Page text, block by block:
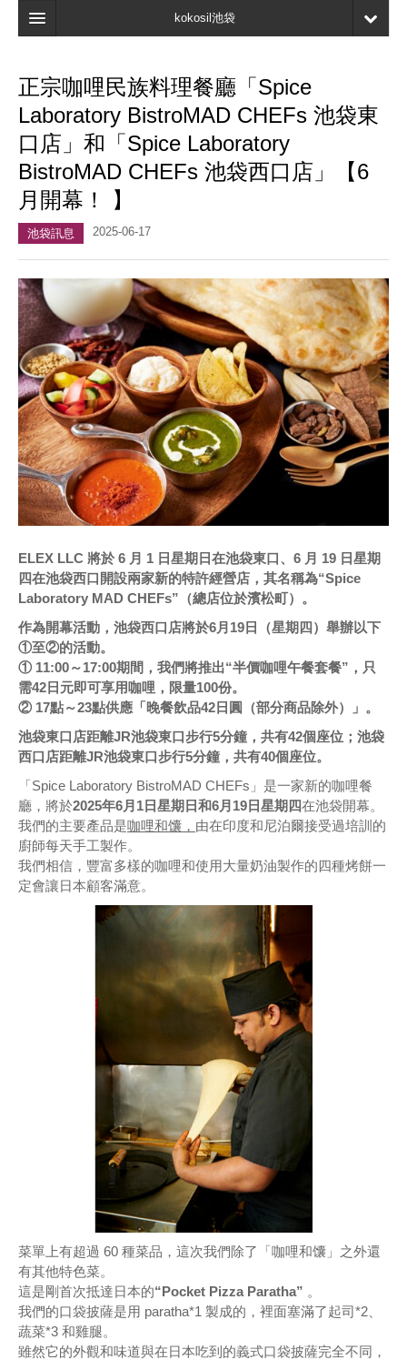
kokosil池袋
地圖
最新資訊
口碑
我的頁面
書簽
正宗咖哩民族料理餐廳「Spice
Laboratory BistroMAD CHEFs 池袋東
口店」和「Spice Laboratory
BistroMAD CHEFs 池袋西口店」【6
月開幕！ 】
池袋訊息 2025-06-17
ELEX LLC 將於 6 月 1 日星期日在池袋東口、6 月 19 日星期
四在池袋西口開設兩家新的特許經營店，其名稱為“Spice
Laboratory MAD CHEFs”（總店位於濱松町）。
作為開幕活動，池袋西口店將於6月19日（星期四）舉辦以下
①至②的活動。
① 11:00～17:00期間，我們將推出“半價咖哩午餐套餐”，只
需42日元即可享用咖哩，限量100份。
② 17點～23點供應「晚餐飲品42日圓（部分商品除外）」。
池袋東口店距離JR池袋東口步行5分鐘，共有42個座位；池袋
西口店距離JR池袋東口步行5分鐘，共有40個座位。
「Spice Laboratory BistroMAD CHEFs」是一家新的咖哩餐
廳，將於2025年6月1日星期日和6月19日星期四在池袋開幕。
我們的主要產品是咖哩和馕， 由在印度和尼泊爾接受過培訓的
廚師每天手工製作。
我們相信，豐富多樣的咖哩和使用大量奶油製作的四種烤餅一
定會讓日本顧客滿意。
菜單上有超過 60 種菜品，這次我們除了「咖哩和馕」之外還
有其他特色菜。
這是剛首次抵達日本的“Pocket Pizza Paratha” 。
我們的口袋披薩是用 paratha*1 製成的，裡面塞滿了起司*2、
蔬菜*3 和雞腿。
雖然它的外觀和味道與在日本吃到的義式口袋披薩完全不同，